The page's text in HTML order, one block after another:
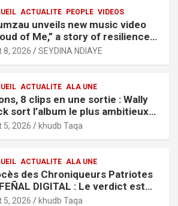
ACTUALITE PEOPLE VIDEOS
unveils new music video
of Me,” a story of resilience
ambition
8, 2026 SEYDINA NDIAYE
ACTUALITE ALA UNE
8 clips en une sortie : Wally
sort l’album le plus ambitieux
carrière, « It’s Only Love »
5, 2026 khudb Taqa
ACTUALITE ALA UNE
des Chroniqueurs Patriotes
DIGITAL : Le verdict est
5, 2026 khudb Taqa